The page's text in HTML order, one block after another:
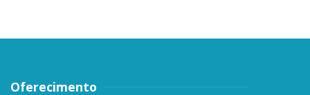
Oferecimento